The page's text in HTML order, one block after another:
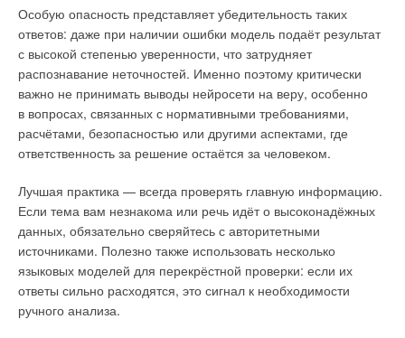
Особую опасность представляет убедительность таких
ответов: даже при наличии ошибки модель подаёт результат
с высокой степенью уверенности, что затрудняет
распознавание неточностей. Именно поэтому критически
важно не принимать выводы нейросети на веру, особенно
в вопросах, связанных с нормативными требованиями,
расчётами, безопасностью или другими аспектами, где
ответственность за решение остаётся за человеком.
Лучшая практика — всегда проверять главную информацию.
Если тема вам незнакома или речь идёт о высоконадёжных
данных, обязательно сверяйтесь с авторитетными
источниками. Полезно также использовать несколько
языковых моделей для перекрёстной проверки: если их
ответы сильно расходятся, это сигнал к необходимости
ручного анализа.
позволило учёным идентифицировать источник
водоснабжения этого монументального сооружения.
Изотопный и химический анализ недвусмысленно связал эти
карбонатные отложения с северным акведуком, подтвердив,
что он служил каналом снабжения для терм. Более того,
карбонатные отложения были повторно использованы
в качестве строительного заполнителя в крыше терм,
обновления акведуков, современных строительству терм.